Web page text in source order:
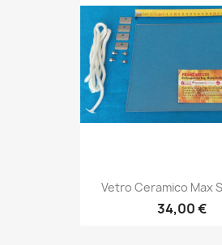
Vetro Ceramico Max
34,00 €